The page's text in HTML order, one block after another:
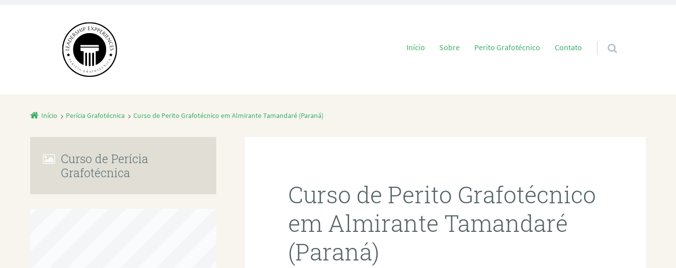
Pular para o conteúdo
Início Sobre Perito Grafotécnico Contato
Início Perícia Grafotécnica Curso de Perito Grafotécnico em Almirante Tamandaré (Paraná)
Curso de Perito Grafotécnico
em Almirante Tamandaré
(Paraná)
Curso de Perícia
Grafotécnica